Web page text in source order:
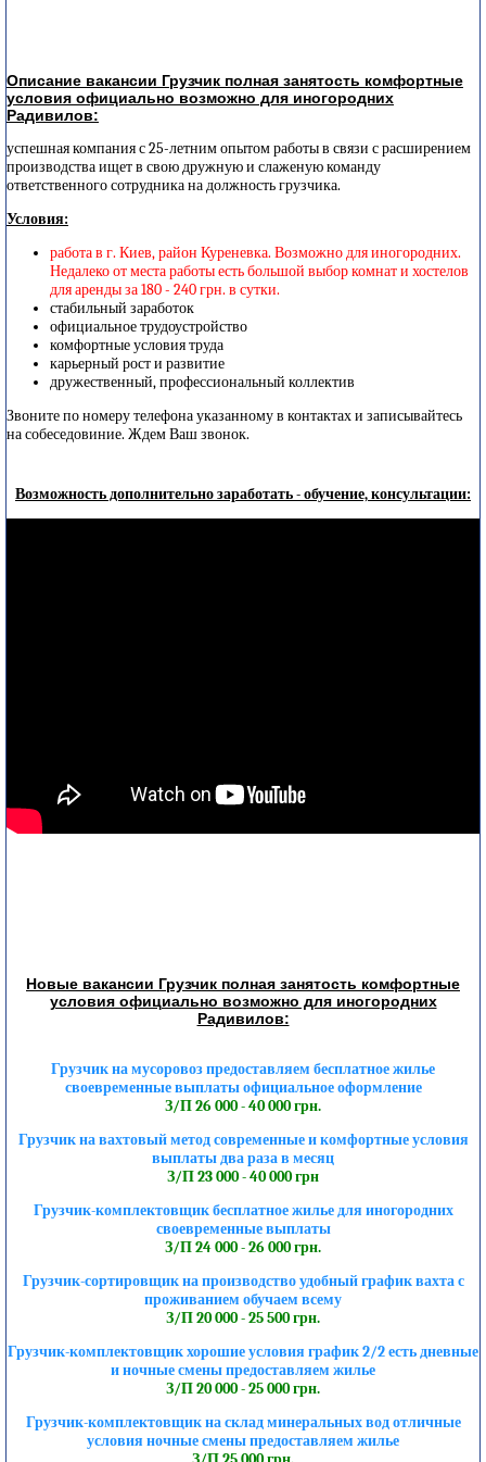
Описание вакансии Грузчик полная занятость комфортные
условия официально возможно для иногородних
Радивилов:
успешная компания с 25-летним опытом работы в связи с расширением
производства ищет в свою дружную и слаженую команду
ответственного сотрудника на должность грузчика.
Условия:
работа в г. Киев, район Куреневка. Возможно для иногородних.
Недалеко от места работы есть большой выбор комнат и хостелов
для аренды за 180 - 240 грн. в сутки.
стабильный заработок
официальное трудоустройство
комфортные условия труда
карьерный рост и развитие
дружественный, профессиональный коллектив
Звоните по номеру телефона указанному в контактах и записывайтесь
на собеседовиние. Ждем Ваш звонок.
Возможность дополнительно заработать - обучение, консультации:
Новые вакансии Грузчик полная занятость комфортные
условия официально возможно для иногородних
Радивилов:
Грузчик на мусоровоз предоставляем бесплатное жилье
своевременные выплаты официальное оформление
З/П 26 000 - 40 000 грн.
Грузчик на вахтовый метод современные и комфортные условия
выплаты два раза в месяц
З/П 23 000 - 40 000 грн
Грузчик-комплектовщик бесплатное жилье для иногородних
своевременные выплаты
З/П 24 000 - 26 000 грн.
Грузчик-сортировщик на производство удобный график вахта с
проживанием обучаем всему
З/П 20 000 - 25 500 грн.
Грузчик-комплектовщик хорошие условия график 2/2 есть дневные
и ночные смены предоставляем жилье
З/П 20 000 - 25 000 грн.
Грузчик-комплектовщик на склад минеральных вод отличные
условия ночные смены предоставляем жилье